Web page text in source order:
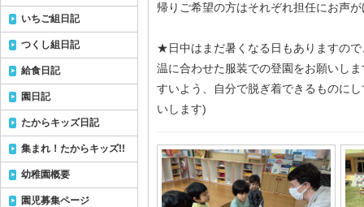
帰りご希望の方はそれぞれ担任にお声
★日中はまだ暑くなる日もありますの
温に合わせた服装での登園をお願いし
すいよう、自分で脱ぎ着できるものに
いします)
いちご組日記
つくし組日記
給食日記
園日記
たからキッズ日記
集まれ！たからキッズ!!
幼稚園概要
園児募集ページ